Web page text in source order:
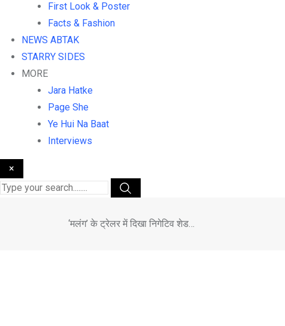
First Look & Poster
Facts & Fashion
NEWS ABTAK
STARRY SIDES
MORE
Jara Hatke
Page She
Ye Hui Na Baat
Interviews
×
‘मलंग’ के ट्रेलर में दिखा निगेटिव शेड…